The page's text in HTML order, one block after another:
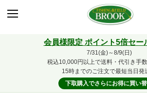
会員様限定 ポイント5倍セー
7/31(金)～8/9(日)
税込10,000円以上で送料・代引き手数
15時までのご注文で最短当日発
下取購入でさらにお得に買い替